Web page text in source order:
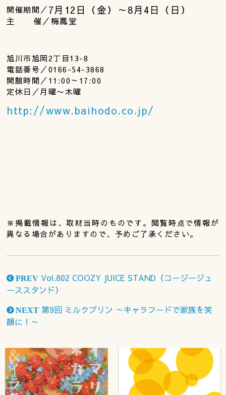
開催期間／7月12日（金） ～8月4日（日）
主 催／梅鳳堂
旭川市旭岡2丁目13-8
電話番号／0166-54-3868
開館時間／11:00～17:00
定休日／月曜〜木曜
http://www.baihodo.co.jp/
※掲載情報は、取材当時のものです。閲覧時点で情報が
異なる場合がありますので、予めご了承ください。
PREV Vol.802 COOZY JUICE STAND（コージージュ
ーススタンド）
NEXT 第9回 ミルクプリン ～キャラフードで家族を笑
顔に！～